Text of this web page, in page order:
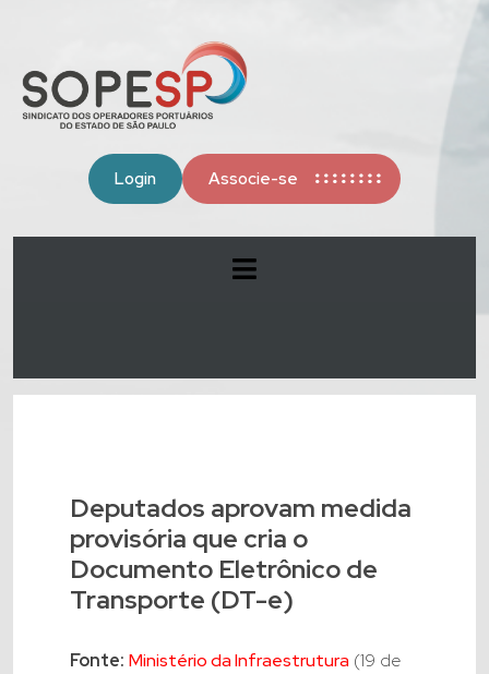
Login Associe-se
Deputados aprovam medida
provisória que cria o
Documento Eletrônico de
Transporte (DT-e)
Fonte: Ministério da Infraestrutura (19 de